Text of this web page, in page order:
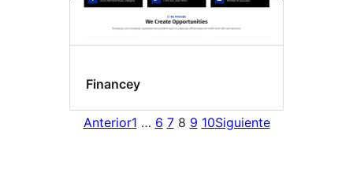
Financey
Anterior1 … 6 7 8 9 10Siguiente